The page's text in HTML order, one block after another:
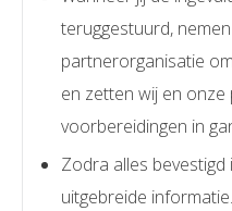
teruggestuurd,
partnerorganisatie
en zetten wij en
voorbereidingen in
Zodra alles bevestigd
uitgebreide